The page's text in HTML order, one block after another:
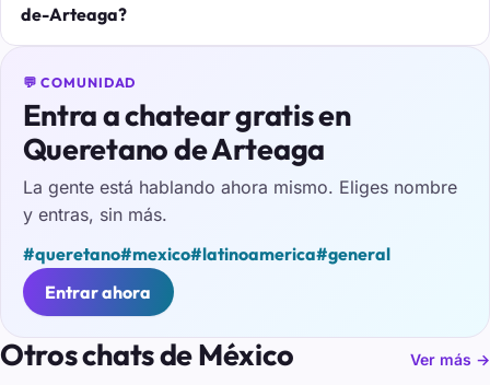
de-Arteaga?
💬 COMUNIDAD
Entra a chatear gratis en
Queretano de Arteaga
La gente está hablando ahora mismo. Eliges nombre
y entras, sin más.
#queretano#mexico#latinoamerica#general
Entrar ahora
Otros chats de México Ver más →